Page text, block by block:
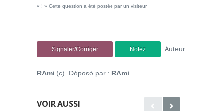
« ! » Cette question a été postée par un visiteur
Signaler/Corriger Notez Auteur
RAmi (c) Déposé par : RAmi
VOIR AUSSI